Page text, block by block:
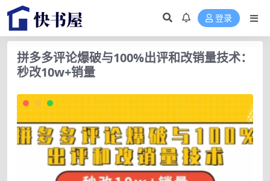
登录
拼多多评论爆破与100%出评和改销量技术：
秒改10w+销量